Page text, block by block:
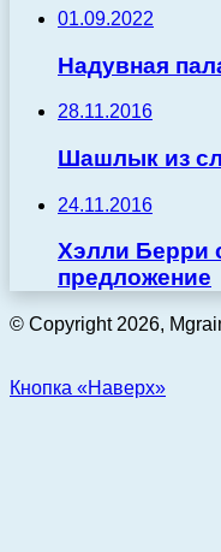
01.09.2022
Надувная
28.11.2016
Шашлык из
24.11.2016
Хэлли Берри
предложение
© Copyright 2026,
Кнопка «Наверх»